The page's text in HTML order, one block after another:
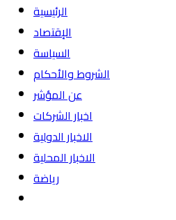
الرئيسية
الإقتصاد
السياسة
الشروط والأحكام
عن المؤشر
اخبار الشركات
الاخبار الدولية
الاخبار المحلية
رياضة